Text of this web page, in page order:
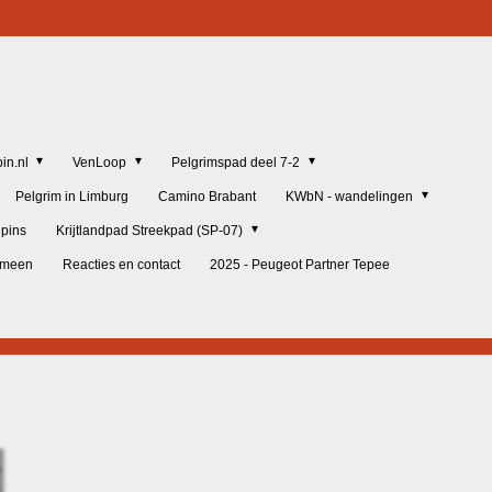
VenLoop Pelgrimspad deel 7-2
Pelgrim in Limburg Camino Brabant KWbN - wandelingen
Krijtlandpad Streekpad (SP-07)
Reacties en contact 2025 - Peugeot Partner Tepee